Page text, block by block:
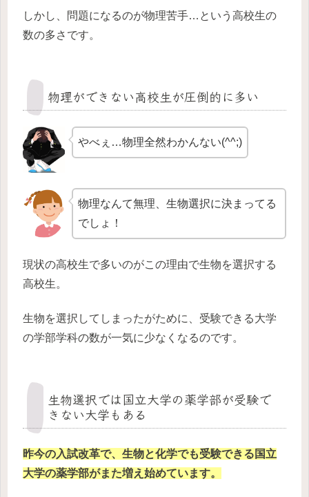
しかし、問題になるのが物理苦手…という高校生の
数の多さです。
物理ができない高校生が圧倒的に多い
やべぇ…物理全然わかんない(^^;)
物理なんて無理、生物選択に決まってる
でしょ！
現状の高校生で多いのがこの理由で生物を選択する
高校生。
生物を選択してしまったがために、受験できる大学
の学部学科の数が一気に少なくなるのです。
生物選択では国立大学の薬学部が受験で
きない大学もある
昨今の入試改革で、生物と化学でも受験できる国立
大学の薬学部がまた増え始めています。